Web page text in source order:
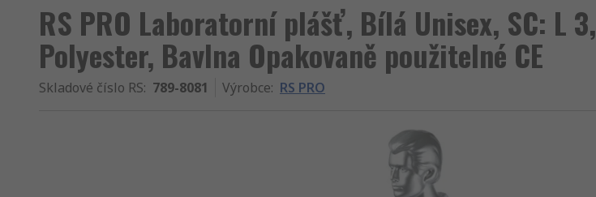
RS PRO Laboratorní plášť, Bílá Unisex, SC: L 3,
Polyester, Bavlna Opakovaně použitelné CE
Skladové číslo RS: 789-8081 Výrobce: RS PRO